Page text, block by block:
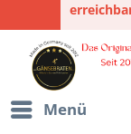
Menü